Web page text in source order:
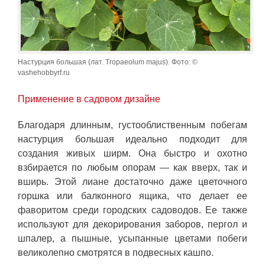
Настурция большая (лат. Tropaeolum majus). Фото: ©
vashehobbyrf.ru
Применение в садовом дизайне
Благодаря длинным, густооблиственным побегам
настурция большая идеально подходит для
создания живых ширм. Она быстро и охотно
взбирается по любым опорам — как вверх, так и
вширь. Этой лиане достаточно даже цветочного
горшка или балконного ящика, что делает ее
фаворитом среди городских садоводов. Ее также
используют для декорирования заборов, пергол и
шпалер, а пышные, усыпанные цветами побеги
великолепно смотрятся в подвесных кашпо.